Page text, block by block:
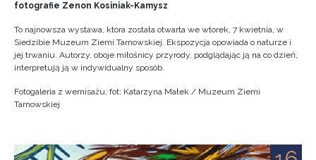
fotografie Zenon Kosiniak-Kamysz
To najnowsza wystawa, która została otwarta we wtorek, 7 kwietnia, w
Siedzibie Muzeum Ziemi Tarnowskiej. Ekspozycja opowiada o naturze i
jej trwaniu. Autorzy, oboje miłośnicy przyrody, podglądając ją na co dzień,
interpretują ją w indywidualny sposób.
Fotogaleria z wernisażu, fot: Katarzyna Małek / Muzeum Ziemi
Tarnowskiej